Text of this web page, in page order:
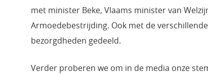
met minister Beke, Vlaams minister van
Armoedebestrijding. Ook met de
bezorgdheden gedeeld.
Verder proberen we om in de media onze